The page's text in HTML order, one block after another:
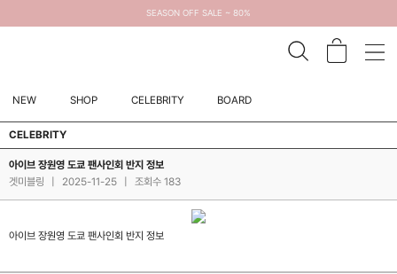
SEASON OFF SALE ~ 80%
NEW SHOP CELEBRITY BOARD
CELEBRITY
아이브 장원영 도쿄 팬사인회 반지 정보
겟미블링
2025-11-25 조회수 183
아이브 장원영 도쿄 팬사인회 반지 정보